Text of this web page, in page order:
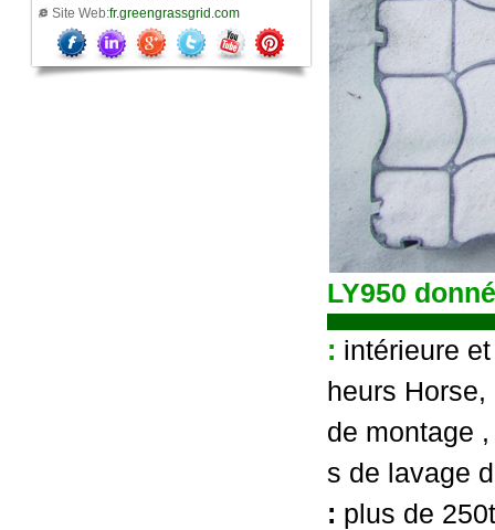
Site Web:fr.greengrassgrid.com
LY950
: intérieure
heurs
de montage
s de lavage
: plus de